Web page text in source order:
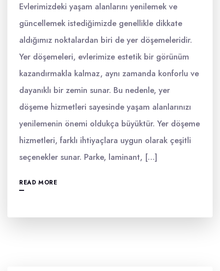
Evlerimizdeki yaşam alanlarını yenilemek ve
güncellemek istediğimizde genellikle dikkate
aldığımız noktalardan biri de yer döşemeleridir.
Yer döşemeleri, evlerimize estetik bir görünüm
kazandırmakla kalmaz, aynı zamanda konforlu ve
dayanıklı bir zemin sunar. Bu nedenle, yer
döşeme hizmetleri sayesinde yaşam alanlarınızı
yenilemenin önemi oldukça büyüktür. Yer döşeme
hizmetleri, farklı ihtiyaçlara uygun olarak çeşitli
seçenekler sunar. Parke, laminant, […]
READ MORE